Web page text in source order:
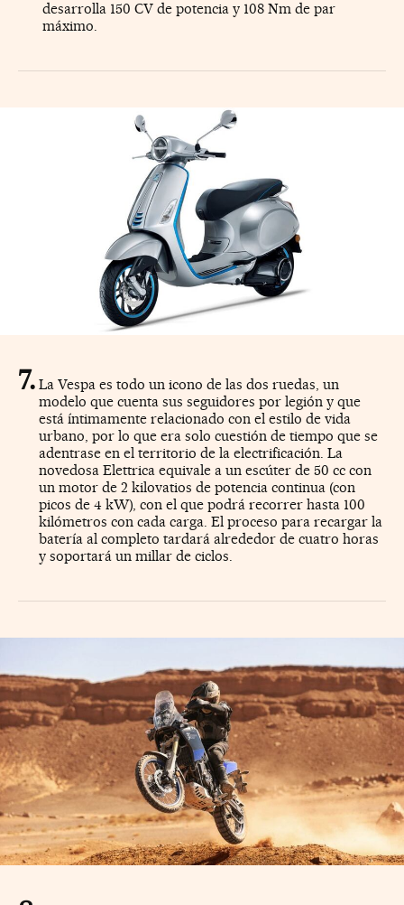
desarrolla 150 CV de potencia y 108 Nm de par
máximo.
La Vespa es todo un icono de las dos ruedas, un
modelo que cuenta sus seguidores por legión y que
está íntimamente relacionado con el estilo de vida
urbano, por lo que era solo cuestión de tiempo que se
adentrase en el territorio de la electrificación. La
novedosa Elettrica equivale a un escúter de 50 cc con
un motor de 2 kilovatios de potencia continua (con
picos de 4 kW), con el que podrá recorrer hasta 100
kilómetros con cada carga. El proceso para recargar la
batería al completo tardará alrededor de cuatro horas
y soportará un millar de ciclos.